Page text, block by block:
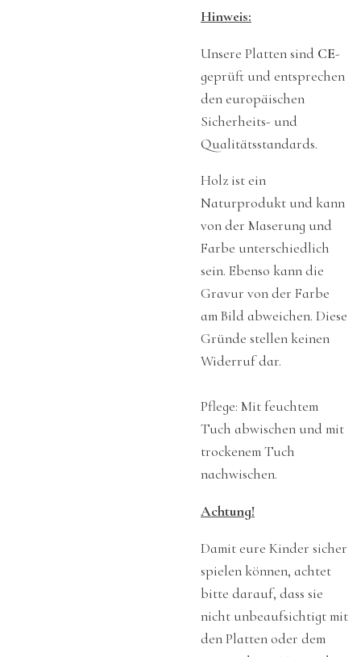
Hinweis:
Unsere Platten sind CE-
geprüft und entsprechen
den europäischen
Sicherheits- und
Qualitätsstandards.
Holz ist ein
Naturprodukt und kann
von der Maserung und
Farbe unterschiedlich
sein. Ebenso kann die
Gravur von der Farbe
am Bild abweichen. Diese
Gründe stellen keinen
Widerruf dar.
Pflege: Mit feuchtem
Tuch abwischen und mit
trockenem Tuch
nachwischen.
Achtung!
Damit eure Kinder sicher
spielen können, achtet
bitte darauf, dass sie
nicht unbeaufsichtigt mit
den Platten oder dem